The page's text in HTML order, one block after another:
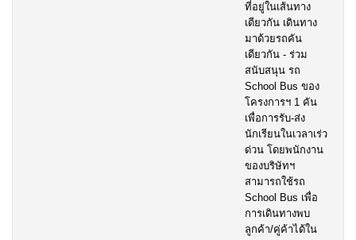
ที่อยู่ในเส้นทาง
เดียวกัน เดินทาง
มาด้วยรถคัน
เดียวกัน - ร่วม
สนับสนุน รถ
School Bus ของ
โครงการฯ 1 คัน
เพื่อการรับ-ส่ง
นักเรียนในเวลาเร่ว
ด่วน โดยพนักงาน
ของบริษัทฯ
สามารถใช้รถ
School Bus เพื่อ
การเดินทางพบ
ลูกค้า/คู่ค้าได้ใน